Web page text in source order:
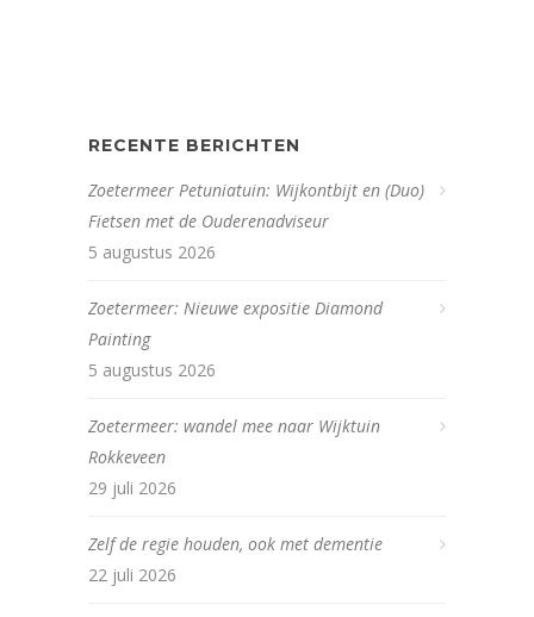
RECENTE BERICHTEN
Zoetermeer Petuniatuin: Wijkontbijt en (Duo)
Fietsen met de Ouderenadviseur
5 augustus 2026
Zoetermeer: Nieuwe expositie Diamond
Painting
5 augustus 2026
Zoetermeer: wandel mee naar Wijktuin
Rokkeveen
29 juli 2026
Zelf de regie houden, ook met dementie
22 juli 2026